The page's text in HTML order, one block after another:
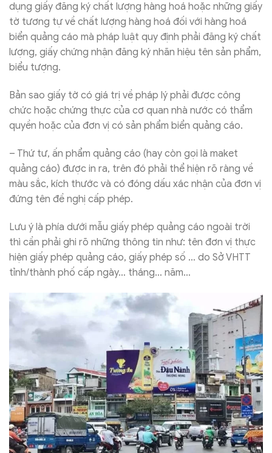
dụng giấy đăng ký chất lượng hàng hoá hoặc những giấy
tờ tương tự về chất lượng hàng hoá đối với hàng hoá
biển quảng cáo mà pháp luật quy định phải đăng ký chất
lượng, giấy chứng nhận đăng ký nhãn hiệu tên sản phẩm,
biểu tượng.
Bản sao giấy tờ có giá trị về pháp lý phải được công
chức hoặc chứng thực của cơ quan nhà nước có thẩm
quyền hoặc của đơn vị có sản phẩm biển quảng cáo.
– Thứ tư, ấn phẩm quảng cáo (hay còn gọi là maket
quảng cáo) được in ra, trên đó phải thể hiện rõ ràng về
màu sắc, kích thước và có đóng dấu xác nhận của đơn vị
đứng tên đề nghị cấp phép.
Lưu ý là phía dưới mẫu giấy phép quảng cáo ngoài trời
thì cần phải ghi rõ những thông tin như: tên đơn vị thực
hiện giấy phép quảng cáo, giấy phép số … do Sở VHTT
tỉnh/thành phố cấp ngày… tháng… năm…